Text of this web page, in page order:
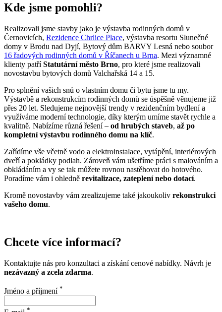
Kde jsme pomohli?
Realizovali jsme stavby jako je výstavba rodinných domů v
Černovicích, Rezidence Chrlice Place, výstavba resortu Slunečné
domy v Brodu nad Dyjí, Bytový dům BARVY Lesná nebo soubor
16 řadových rodinných domů v Říčanech u Brna. Mezi významné
klienty patříStatutární město Brno, pro které jsme realizovali
novostavbu bytových domů Valchařská 14 a 15.
Pro splnění vašich snů o vlastním domu či bytu jsme tu my.
Výstavbě a rekonstrukcím rodinných domů se úspěšně věnujeme již
přes 20 let. Sledujeme nejnovější trendy v rezidenčním bydlení a
využíváme moderní technologie, díky kterým umíme stavět rychle a
kvalitně. Nabízíme různá řešení – od hrubých staveb, až po
kompletní výstavbu rodinného domu na klíč.
Zařídíme vše včetně vodo a elektroinstalace, vytápění, interiérových
dveří a pokládky podlah. Zároveň vám ušetříme práci s malováním a
obkládáním a vy se tak můžete rovnou nastěhovat do hotového.
Poradíme vám i ohledně revitalizace, zateplení nebo dotací.
Kromě novostavby vám zrealizujeme také jakoukoliv rekonstrukci
vašeho domu.
Chcete více informací?
Kontaktujte nás pro konzultaci a získání cenové nabídky. Návrh je
nezávazný a zcela zdarma.
Jméno a příjmení *
*